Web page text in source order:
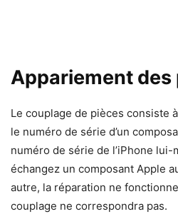
Appariement des
Le couplage de pièces consiste
le numéro de série d’un
numéro de série de l’iPhone lui-
échangez un composant Apple
autre, la réparation ne
couplage ne correspondra pas.